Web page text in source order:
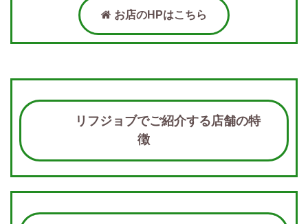
お店のHPはこちら
リフジョブでご紹介する店舗の特
徴